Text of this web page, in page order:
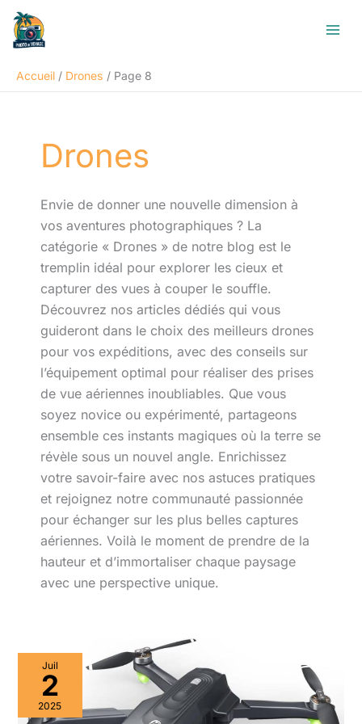
Aller
contenu
Accueil
Drones Page 8
Drones
Envie de donner une nouvelle dimension à
vos aventures photographiques ? La
catégorie « Drones » de notre blog est le
tremplin idéal pour explorer les cieux et
capturer des vues à couper le souffle.
Découvrez nos articles dédiés qui vous
guideront dans le choix des meilleurs drones
pour vos expéditions, avec des conseils sur
l’équipement optimal pour réaliser des prises
de vue aériennes inoubliables. Que vous
soyez novice ou expérimenté, partageons
ensemble ces instants magiques où la terre se
révèle sous un nouvel angle. Enrichissez
votre savoir-faire avec nos astuces pratiques
et rejoignez notre communauté passionnée
pour échanger sur les plus belles captures
aériennes. Voilà le moment de prendre de la
hauteur et d’immortaliser chaque paysage
avec une perspective unique.
Juil
2
2025
Test
du
drone
Holy
R
e
h